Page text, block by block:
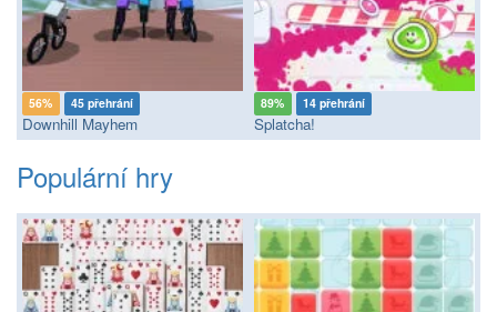
56% 45 přehrání
Downhill Mayhem
89% 14 přehrání
Splatcha!
Populární hry